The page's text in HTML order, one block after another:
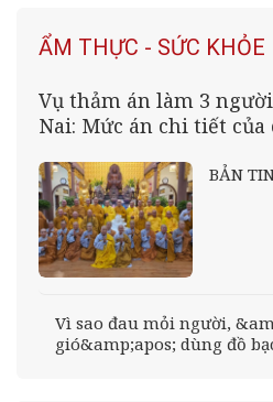
ẨM THỰC - SỨC KHỎE
Vụ thảm án làm 3
Nai: Mức án chi tiết của
BẢN
Vì sao đau mỏi người,
gió&amp;apos; dùng đồ